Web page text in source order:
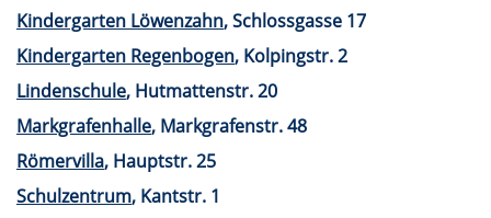
Kindergarten Löwenzahn, Schlossgasse 17
Kindergarten Regenbogen, Kolpingstr. 2
Lindenschule, Hutmattenstr. 20
Markgrafenhalle, Markgrafenstr. 48
Römervilla, Hauptstr. 25
Schulzentrum, Kantstr. 1